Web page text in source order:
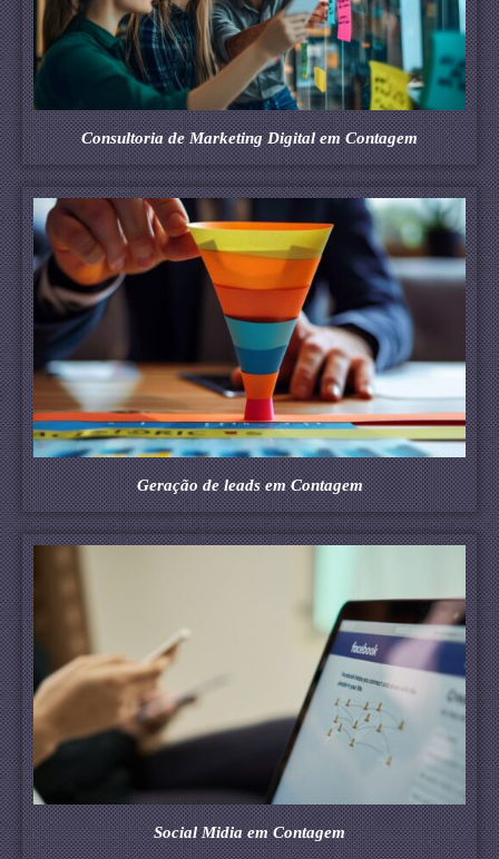
Consultoria de Marketing Digital em Contagem
Geração de leads em Contagem
Social Midia em Contagem